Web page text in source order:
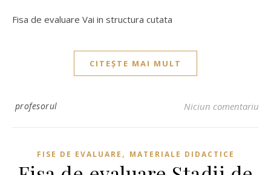
Fisa de evaluare Vai in structura cutata
CITEȘTE MAI MULT
profesorul Niciun comentariu
FISE DE EVALUARE , MATERIALE DIDACTICE